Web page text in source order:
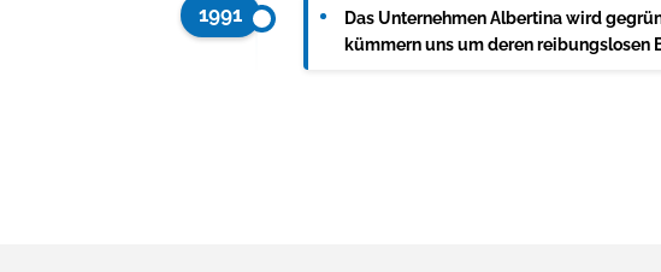
1991
Das Unternehmen Albertina wird
kümmern uns um deren reibungslosen